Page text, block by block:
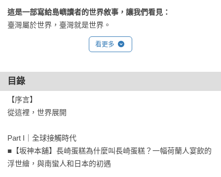
這是一部寫給島嶼讀者的世界敘事，讓我們看見：
臺灣屬於世界，臺灣就是世界。
看更多
目錄
【序言】
從這裡，世界展開
Part I｜全球接觸時代
■【坂神本舖】長崎蛋糕為什麼叫長崎蛋糕？一幅荷蘭人宴飲的
浮世繪，與南蠻人和日本的初遇